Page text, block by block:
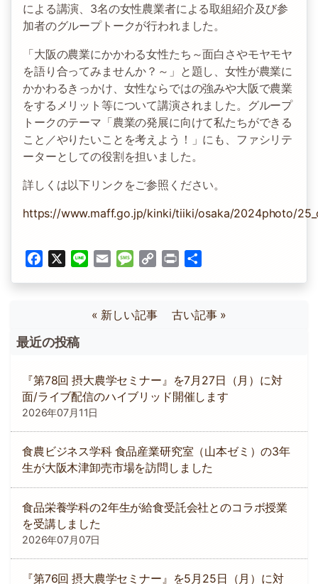
による講演、3名の女性農業者による取組紹介及び参
加者のグループトークが行われました。
「大阪の農業にかかわる女性たち～面白さやモヤモヤ
を語り合ってみませんか？～」と題し、女性が農業に
かかわるきっかけ、女性ならではの強みや大阪で農業
をするメリット等について講演されました。グループ
トークのテーマ「農業の発展に向けて私たちができる
こと／やりたいことを考えよう！」にも、ファシリテ
ーターとしての役割を担いました。
詳しくは以下リンクをご参照ください。
https://www.maff.go.jp/kinki/tiiki/osaka/2024photo/
Facebook Line Email Message
Copy Print
« 新しい記事 古い記事 »
最近の投稿
『第78回 摂大農学セミナー』を7月27日（月）に対
面/ライブ配信のハイブリッド開催します
2026年07月11日
食農ビジネス学科 食品産業研究室（山本ゼミ）の3年
生が大阪木津卸売市場を訪問しました
食品栄養学科の2年生が給食受託会社とのコラボ授業
を受講しました
2026年07月07日
『第76回 摂大農学セミナー』を5月25日（月）に対